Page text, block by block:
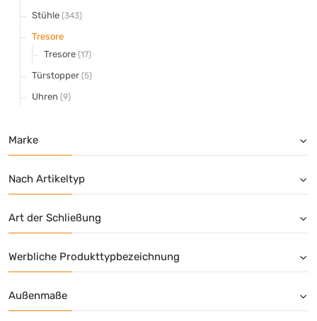
Stühle (343)
Tresore
Tresore (17)
Türstopper (5)
Uhren (9)
Marke
Nach Artikeltyp
Art der Schließung
Werbliche Produkttypbezeichnung
Außenmaße